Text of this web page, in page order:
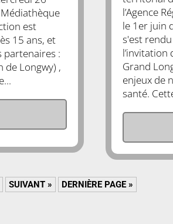
est
15 ans, et
partenaires :
de Longwy) ,
l’Agence
le 1er juin
s'est
l’invitation
Grand
enjeux de
santé.
SUIVANT » DERNIÈRE PAGE »